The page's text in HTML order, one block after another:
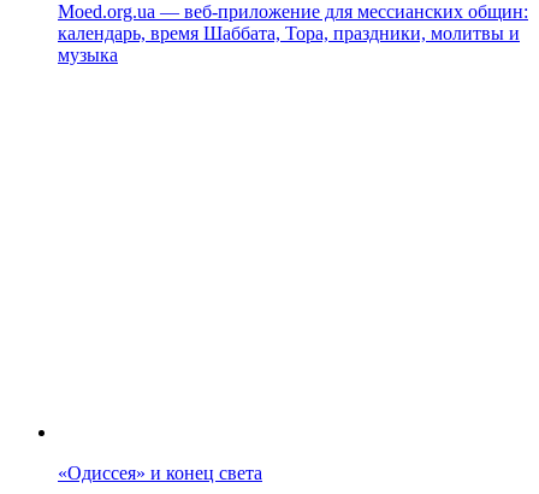
Moed.org.ua — веб-приложение для мессианских общин:
календарь, время Шаббата, Тора, праздники, молитвы и
музыка
«Одиссея» и конец света